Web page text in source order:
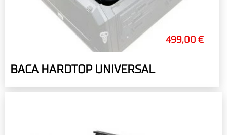
499,00 €
BACA HARDTOP UNIVERSAL